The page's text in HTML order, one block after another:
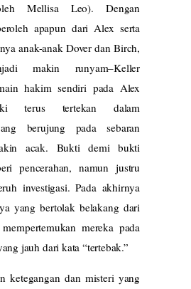
Mellisa Leo). Dengan
apapun dari Alex serta
anak-anak Dover dan Birch,
makin runyam–Keller
hakim sendiri pada Alex
terus tertekan dalam
berujung pada sebaran
acak. Bukti demi bukti
pencerahan, namun justru
investigasi. Pada akhirnya
yang bertolak belakang dari
mereka pada
jauh dari kata “tertebak.”
ketegangan dan misteri yang